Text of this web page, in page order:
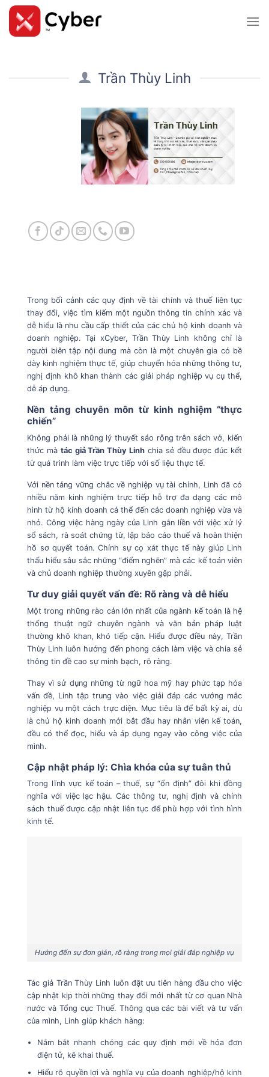
Skip
content
Trần Thùy Linh
Trong bối cảnh các quy định về tài chính và thuế liên tục
thay đổi, việc tìm kiếm một nguồn thông tin chính xác và
dễ hiểu là nhu cầu cấp thiết của các chủ hộ kinh doanh và
doanh nghiệp. Tại xCyber, Trần Thùy Linh không chỉ là
người biên tập nội dung mà còn là một chuyên gia có bề
dày kinh nghiệm thực tế, giúp chuyển hóa những thông tư,
nghị định khô khan thành các giải pháp nghiệp vụ cụ thể,
dễ áp dụng.
Nền tảng chuyên môn từ kinh nghiệm “thực
chiến”
Không phải là những lý thuyết sáo rỗng trên sách vở, kiến
thức mà tác giả Trần Thùy Linh chia sẻ đều được đúc kết
từ quá trình làm việc trực tiếp với số liệu thực tế.
Với nền tảng vững chắc về nghiệp vụ tài chính, Linh đã có
nhiều năm kinh nghiệm trực tiếp hỗ trợ đa dạng các mô
hình từ hộ kinh doanh cá thể đến các doanh nghiệp vừa và
nhỏ. Công việc hàng ngày của Linh gắn liền với việc xử lý
sổ sách, rà soát chứng từ, lập báo cáo thuế và hoàn thiện
hồ sơ quyết toán. Chính sự cọ xát thực tế này giúp Linh
thấu hiểu sâu sắc những “điểm nghẽn” mà các kế toán viên
và chủ doanh nghiệp thường xuyên gặp phải.
Tư duy giải quyết vấn đề: Rõ ràng và dễ hiểu
Một trong những rào cản lớn nhất của ngành kế toán là hệ
thống thuật ngữ chuyên ngành và văn bản pháp luật
thường khô khan, khó tiếp cận. Hiểu được điều này, Trần
Thùy Linh luôn hướng đến phong cách làm việc và chia sẻ
thông tin đề cao sự minh bạch, rõ ràng.
Thay vì sử dụng những từ ngữ hoa mỹ hay phức tạp hóa
vấn đề, Linh tập trung vào việc giải đáp các vướng mắc
nghiệp vụ một cách trực diện. Mục tiêu là để bất kỳ ai, dù
là chủ hộ kinh doanh mới bắt đầu hay nhân viên kế toán,
đều có thể đọc, hiểu và áp dụng ngay vào công việc của
mình.
Cập nhật pháp lý: Chìa khóa của sự tuân thủ
Trong lĩnh vực kế toán – thuế, sự “ổn định” đôi khi đồng
nghĩa với việc lạc hậu. Các thông tư, nghị định và chính
sách thuế được cập nhật liên tục để phù hợp với tình hình
kinh tế.
Hướng đến sự đơn giản, rõ ràng trong mọi giải đáp nghiệp vụ
Tác giả Trần Thùy Linh luôn đặt ưu tiên hàng đầu cho việc
cập nhật kịp thời những thay đổi mới nhất từ cơ quan Nhà
nước và Tổng cục Thuế. Thông qua các bài viết và tư vấn
của mình, Linh giúp khách hàng:
Nắm bắt nhanh chóng các quy định mới về hóa đơn
điện tử, kê khai thuế.
Hiểu rõ quyền lợi và nghĩa vụ của doanh nghiệp/hộ kinh